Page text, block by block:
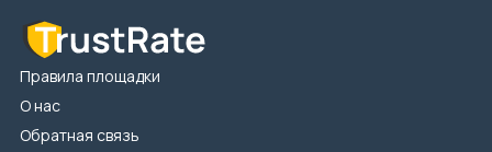
Правила площадки
О нас
Обратная связь